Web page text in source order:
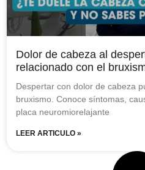
Dolor de cabeza al
relacionado con el
Despertar con dolor de cabeza
bruxismo. Conoce síntomas,
placa neuromiorelajante
LEER ARTICULO »